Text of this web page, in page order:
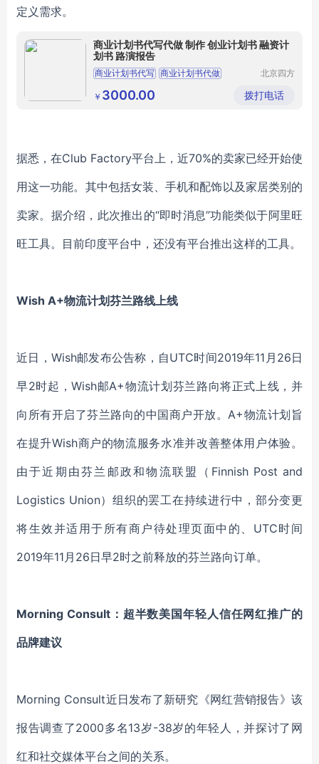
定义需求。
商业计划书代写代做 制作 创业计划书 融资计
划书 路演报告
商业计划书代写 商业计划书代做
项目计划书代写
北京四方
发展有限
公司
￥ 3000.00 拨打电话
据悉，在Club Factory平台上，近70%的卖家已经开始使
用这一功能。其中包括女装、手机和配饰以及家居类别的
卖家。据介绍，此次推出的“即时消息”功能类似于阿里旺
旺工具。目前印度平台中，还没有平台推出这样的工具。
Wish A+物流计划芬兰路线上线
近日，Wish邮发布公告称，自UTC时间2019年11月26日
早2时起，Wish邮A+物流计划芬兰路向将正式上线，并
向所有开启了芬兰路向的中国商户开放。A+物流计划旨
在提升Wish商户的物流服务水准并改善整体用户体验。
由于近期由芬兰邮政和物流联盟（Finnish Post and
Logistics Union）组织的罢工在持续进行中，部分变更
将生效并适用于所有商户待处理页面中的、UTC时间
2019年11月26日早2时之前释放的芬兰路向订单。
Morning Consult：超半数美国年轻人信任网红推广的
品牌建议
Morning Consult近日发布了新研究《网红营销报告》该
报告调查了2000多名13岁-38岁的年轻人，并探讨了网
红和社交媒体平台之间的关系。